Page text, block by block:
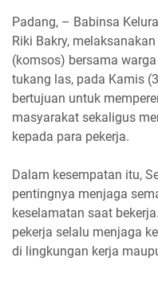
Padang, – Babinsa
Riki Bakry,
(komsos) bersama
tukang las, pada Kamis
bertujuan untuk
masyarakat sekaligus
kepada para pekerja.
Dalam kesempatan itu,
pentingnya menjaga
keselamatan saat
pekerja selalu menjaga
di lingkungan kerja